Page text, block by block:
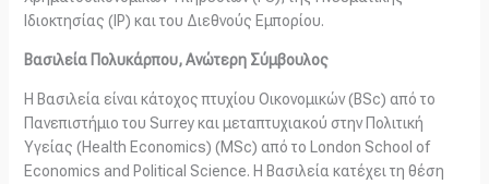
Ιδιοκτησίας (IP) και του Διεθνούς Εμπορίου.
Βασιλεία Πολυκάρπου, Ανώτερη Σύμβουλος
Η Βασιλεία είναι κάτοχος πτυχίου Οικονομικών (BSc) από το
Πανεπιστήμιο του Surrey και μεταπτυχιακού στην Πολιτική
Υγείας (Health Economics) (MSc) από το London School of
Economics and Political Science. Η Βασιλεία κατέχει τη θέση